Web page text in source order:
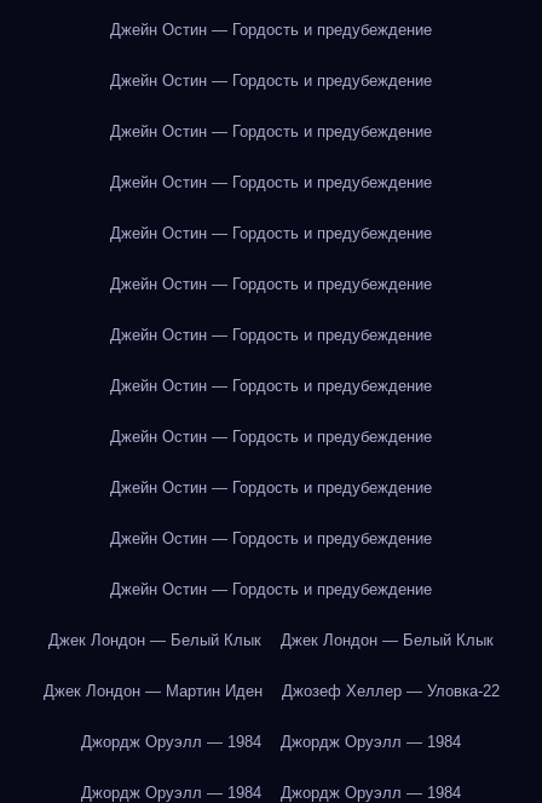
Джейн Остин — Гордость и предубеждение
Джейн Остин — Гордость и предубеждение
Джейн Остин — Гордость и предубеждение
Джейн Остин — Гордость и предубеждение
Джейн Остин — Гордость и предубеждение
Джейн Остин — Гордость и предубеждение
Джейн Остин — Гордость и предубеждение
Джейн Остин — Гордость и предубеждение
Джейн Остин — Гордость и предубеждение
Джейн Остин — Гордость и предубеждение
Джейн Остин — Гордость и предубеждение
Джейн Остин — Гордость и предубеждение
Джек Лондон — Белый Клык Джек Лондон — Белый Клык
Джек Лондон — Мартин Иден Джозеф Хеллер — Уловка-22
Джордж Оруэлл — 1984 Джордж Оруэлл — 1984
Джордж Оруэлл — 1984 Джордж Оруэлл — 1984